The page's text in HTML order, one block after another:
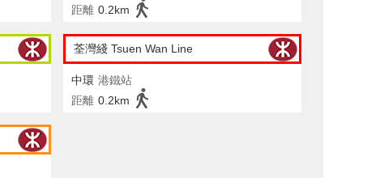
距離 0.2km
荃灣綫 Tsuen Wan Line
中環 港鐵站
距離 0.2km